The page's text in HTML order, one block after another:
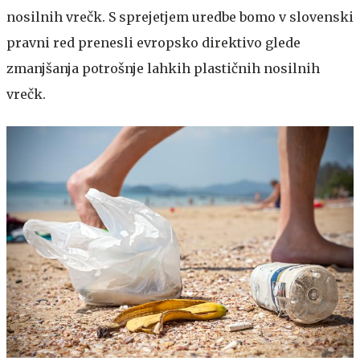
nosilnih vrečk. S sprejetjem uredbe bomo v slovenski
pravni red prenesli evropsko direktivo glede
zmanjšanja potrošnje lahkih plastičnih nosilnih
vrečk.